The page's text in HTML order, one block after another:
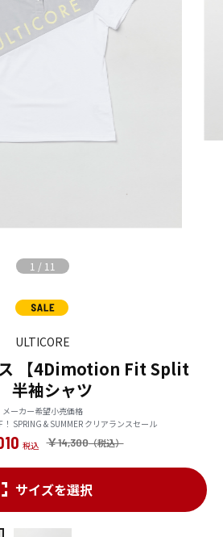
1 / 11
ULTICORE
ス 【4Dimotion Fit Split
半袖シャツ
メーカー希望小売価格
SPRING & SUMMER クリアランスセール
￥14,300
サイズを選択